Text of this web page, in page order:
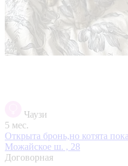
Чаузи
5 мес.
Открыта бронь,но котята
Можайское ш. , 28
Договорная